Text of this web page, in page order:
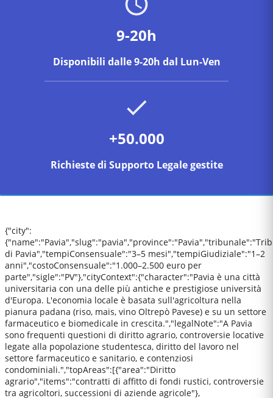
9-20h
Disponibili dalle 9-20h dal Lun-Ven
+50.000
Richieste di Supporto Legale gestite
{"city":
di Pavia","tempiConsensuale":"3–5 mesi","tempiGiudiziale":"1–2
anni","costoConsensuale":"1.000–2.500 euro per
parte","sigle":"PV"},"cityContext":{"character":"Pavia è una città
universitaria con una delle più antiche e prestigiose università
d'Europa. L'economia locale è basata sull'agricoltura nella
pianura padana (riso, mais, vino Oltrepò Pavese) e su un settore
farmaceutico e biomedicale in crescita.","legalNote":"A Pavia
sono frequenti questioni di diritto agrario, controversie locative
legate alla popolazione studentesca, diritto del lavoro nel
settore farmaceutico e sanitario, e contenziosi
condominiali.","topAreas":[{"area":"Diritto
agrario","items":"contratti di affitto di fondi rustici, controversie
tra agricoltori, successioni di aziende agricole"},